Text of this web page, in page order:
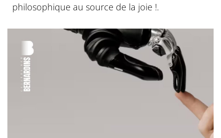
philosophique au source de la joie !.